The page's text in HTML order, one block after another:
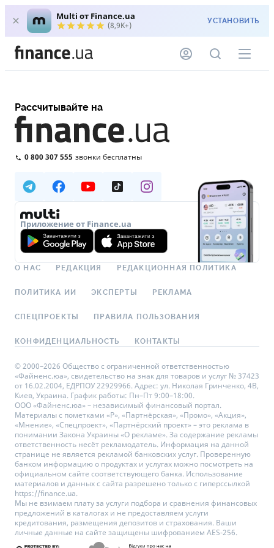
Multi от Finance.ua
(8,9K+) УСТАНОВИТЬ
Рассчитывайте на
0 800 307 555 звонки бесплатны
Приложение от Finance.ua
О НАС РЕДАКЦИЯ РЕДАКЦИОННАЯ ПОЛИТИКА
ПОЛИТИКА ИИ ЭКСПЕРТЫ РЕКЛАМА
СПЕЦПРОЕКТЫ ПРАВИЛА ПОЛЬЗОВАНИЯ
КОНФИДЕНЦИАЛЬНОСТЬ КОНТАКТЫ
© 2000–2026 Общество с ограниченной ответственностью
«Файненс.юа», свидетельство на знак для товаров и услуг № 37423
от 16.02.2004, ЕДРПОУ 22929966. Адрес: ул. Николая Гринченко, 4В,
Киев, Украина. График работы: Пн–Пт 9:00–18:00.
ООО «Файненс.юа» – независимый финансовый портал.
Материалы с пометками «Р», «Партнёрская», «Промо», «Акция»,
«Мнение», «Спецпроект», «Партнёрский проект» – это реклама в
понимании Закона Украины «О рекламе». За содержание рекламы
ответственность несёт рекламодатель. Информация на данной
странице не является рекламой банковских услуг. Проверенную
банком информацию о продуктах и услугах можно посмотреть на
официальном сайте соответствующего банка. Использование
материалов и данных с сайта разрешено только с гиперссылкой
https://finance.ua.
Мы не взимаем плату за услуги подбора и сравнения финансовых
предложений в каталогах и не предоставляем услуги
кредитования, размещения депозитов и страхования. Ваши
личные данные на сайте защищены шифрованием AES-256.